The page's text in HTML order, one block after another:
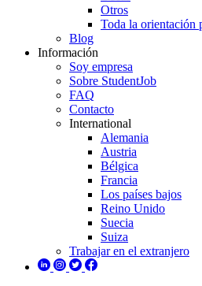
Otros
Toda la orientación
Blog
Información
Soy empresa
Sobre StudentJob
FAQ
Contacto
International
Alemania
Austria
Bélgica
Francia
Los países bajos
Reino Unido
Suecia
Suiza
Trabajar en el extranjero